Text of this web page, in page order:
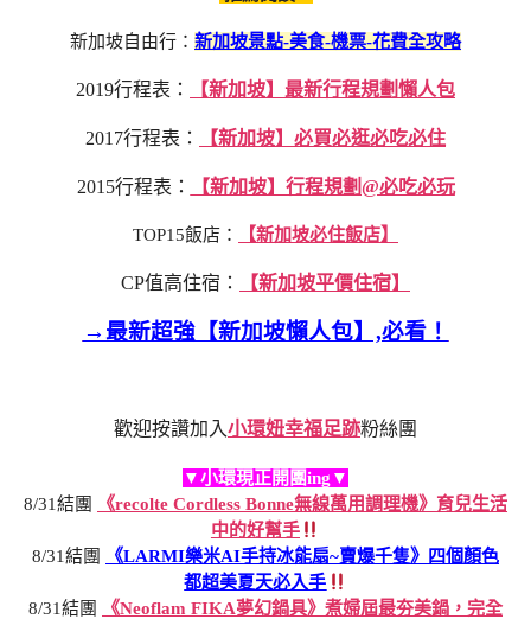
新加坡自由行： 新加坡景點-美食-機票-花費全攻略
2019行程表： 【新加坡】最新行程規劃懶人包
2017行程表： 【新加坡】必買必逛必吃必住
2015行程表： 【新加坡】行程規劃@必吃必玩
TOP15飯店： 【新加坡必住飯店】
CP值高住宿： 【新加坡平價住宿】
→最新超強【新加坡懶人包】,必看！
歡迎按讚加入小環妞幸福足跡粉絲團
▼小環現正開團ing▼
8/31結團
《recolte Cordless Bonne無線萬用調理機》育兒生活
中的好幫手
8/31結團
《LARMI樂米AI手持冰能扇~賣爆千隻》四個顏色
都超美夏天必入手
8/31結團
《Neoflam FIKA夢幻鍋具》煮婦屆最夯美鍋，完全